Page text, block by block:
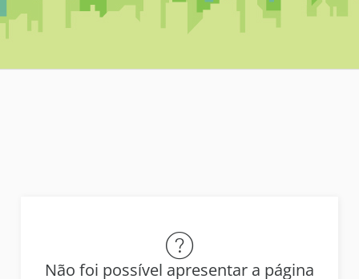
Não foi possível apresentar a página